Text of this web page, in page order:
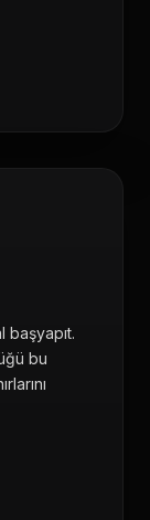
başyapıt.
bu